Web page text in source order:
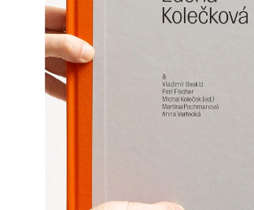
300 Kč
Původně: 350